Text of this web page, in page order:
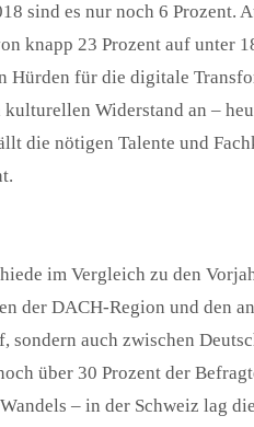
sind es nur noch 6 Prozent.
knapp 23 Prozent auf unter
Hürden für die digitale
Widerstand an –
die nötigen Talente und
im Vergleich zu den
der DACH-Region und den
sondern auch zwischen
über 30 Prozent der
– in der Schweiz lag